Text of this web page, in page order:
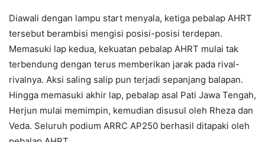
Diawali dengan lampu start menyala, ketiga pebalap AHRT
tersebut berambisi mengisi posisi-posisi terdepan.
Memasuki lap kedua, kekuatan pebalap AHRT mulai tak
terbendung dengan terus memberikan jarak pada rival-
rivalnya. Aksi saling salip pun terjadi sepanjang balapan.
Hingga memasuki akhir lap, pebalap asal Pati Jawa Tengah,
Herjun mulai memimpin, kemudian disusul oleh Rheza dan
Veda. Seluruh podium ARRC AP250 berhasil ditapaki oleh